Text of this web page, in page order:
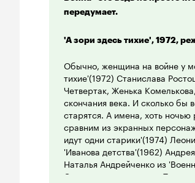
линиями. Не покидает
Из актерского состава,
экране не появляющегося, но
исполнивший роль командира
молодую девушку. Что
впечатление производит
дАрк. Во всем остальном
сайперов блистает на втором
тому времени звезда Вера
Тем не менее, несмотря на
посоветую посмотреть всем,
безразличны старые
передумает.
'А зори здесь тихие', 1972,
Обычно, женщина на войне у
тихие'(1972) Станислава
Четвертак, Женька
скончания века. И сколько бы
старятся. А имена, хоть
сравним из экранных
идут одни старики'(1974)
'Иванова детства'(1962)
Наталья Андрейченко из
Скорее всего тоже нет. Так